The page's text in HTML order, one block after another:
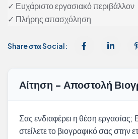
✓ Ευχάριστο εργασιακό περιβάλλον
✓ Πλήρης απασχόληση
Share στα Social:
Αίτηση - Αποστολή
Σας ενδιαφέρει η θέση εργασίας;
στείλετε το βιογραφικό σας στην